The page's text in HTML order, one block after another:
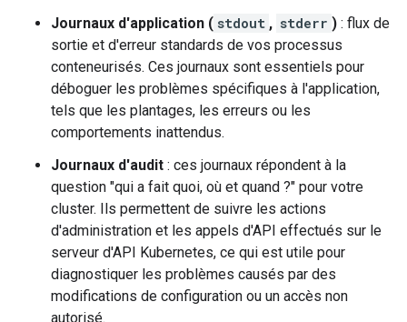
Journaux d'application ( stdout , stderr ) : flux de
sortie et d'erreur standards de vos processus
conteneurisés. Ces journaux sont essentiels pour
déboguer les problèmes spécifiques à l'application,
tels que les plantages, les erreurs ou les
comportements inattendus.
Journaux d'audit : ces journaux répondent à la
question "qui a fait quoi, où et quand ?" pour votre
cluster. Ils permettent de suivre les actions
d'administration et les appels d'API effectués sur le
serveur d'API Kubernetes, ce qui est utile pour
diagnostiquer les problèmes causés par des
modifications de configuration ou un accès non
autorisé.